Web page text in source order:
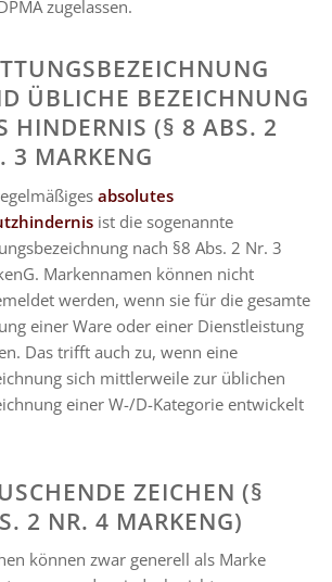
zugelassen.
ÜBLICHE BEZEICHNUNG
HINDERNIS (§ 8 ABS. 2
3 MARKENG
absolutes
ist die sogenannte
nach §8 Abs. 2 Nr. 3
Markennamen können nicht
werden, wenn sie für die gesamte
einer Ware oder einer Dienstleistung
Das trifft auch zu, wenn eine
sich mittlerweile zur üblichen
einer W-/D-Kategorie entwickelt
ZEICHEN (§
2 NR. 4 MARKENG)
können zwar generell als Marke